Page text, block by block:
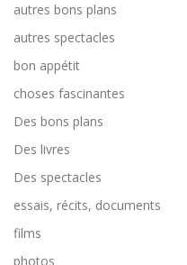
autres bons plans
autres spectacles
bon appétit
choses fascinantes
Des bons plans
Des livres
Des spectacles
essais, récits, documents
films
photos